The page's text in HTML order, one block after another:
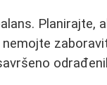
Planirajte,